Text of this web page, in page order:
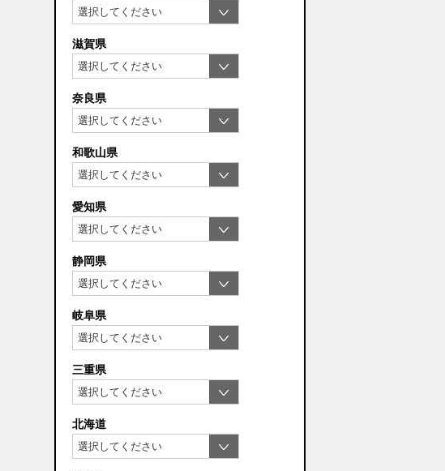
滋賀県
奈良県
和歌山県
愛知県
静岡県
岐阜県
三重県
北海道